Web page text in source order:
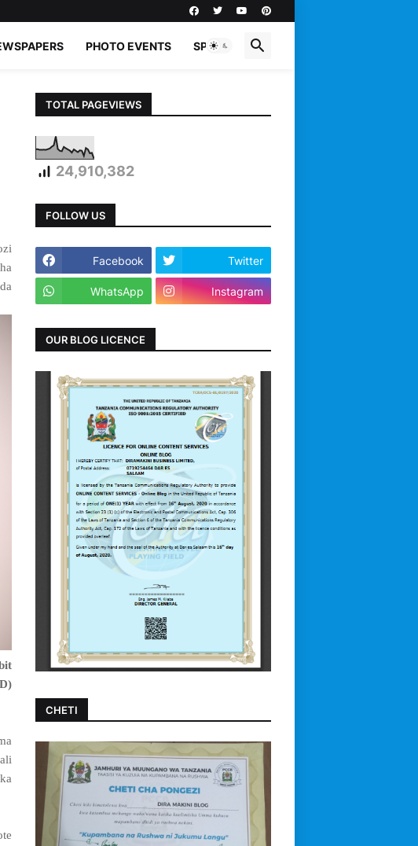
PHOTO EVENTS SPORTS
TOTAL PAGEVIEWS
24,910,382
FOLLOW US
Facebook Twitter
WhatsApp Instagram
OUR BLOG LICENCE
CHETI